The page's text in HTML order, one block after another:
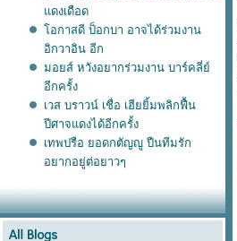
ดงเดือด
อกาสดี ป็อกบา อาจได้ร่วมงาน
อิกวาอิน อีก
มอยส์ หวังอยากร่วมงาน บาร์คลี่ย์
อีกครั้ง
เวส บราวน์ เชื่อ เฮียยิ้มพลิกฟื้น
ปีศาจแดงได้อีกครั้ง
เทพปรือ ยอดกตัญญู ปืนทีมรัก
อยากอยู่ต่อยาวๆ